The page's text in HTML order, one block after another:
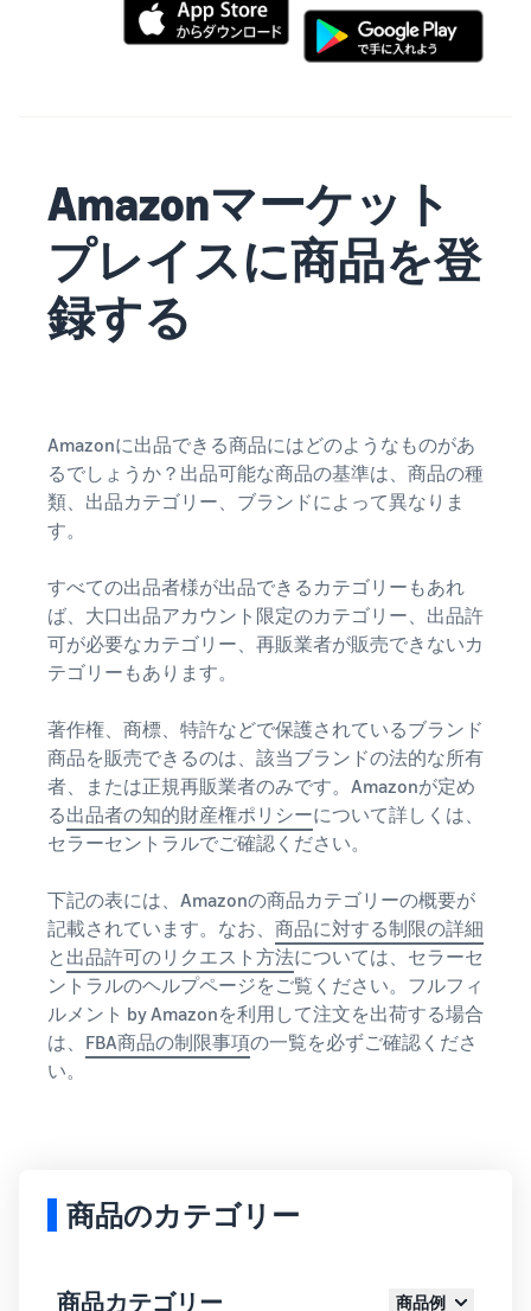
Amazonマーケット
プレイスに商品を登
録する
Amazonに出品できる商品にはどのようなものがあ
るでしょうか？出品可能な商品の基準は、商品の種
類、出品カテゴリー、ブランドによって異なりま
す。
すべての出品者様が出品できるカテゴリーもあれ
ば、大口出品アカウント限定のカテゴリー、出品許
可が必要なカテゴリー、再販業者が販売できないカ
テゴリーもあります。
著作権、商標、特許などで保護されているブランド
商品を販売できるのは、該当ブランドの法的な所有
者、または正規再販業者のみです。Amazonが定め
る出品者の知的財産権ポリシーについて詳しくは、
セラーセントラルでご確認ください。
下記の表には、Amazonの商品カテゴリーの概要が
記載されています。なお、 商品に対する制限の詳細
と 出品許可のリクエスト方法については、セラーセ
ントラルのヘルプページをご覧ください。フルフィ
ルメント by Amazonを利用して注文を出荷する場合
は、 FBA商品の制限事項の一覧を必ずご確認くださ
い。
商品のカテゴリー
商品カテゴリー 商品例